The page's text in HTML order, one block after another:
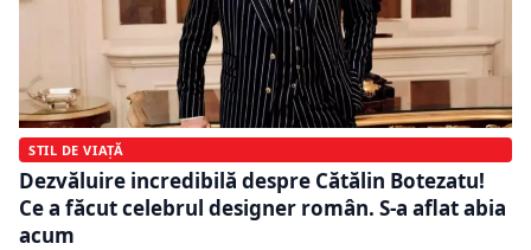
STIL DE VIAȚĂ
Dezvăluire incredibilă despre Cătălin Botezatu!
Ce a făcut celebrul designer român. S-a aflat abia
acum